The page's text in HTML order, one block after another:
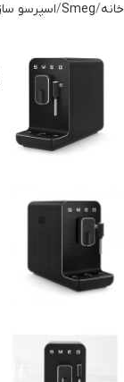
خانه Smeg اسپرسو